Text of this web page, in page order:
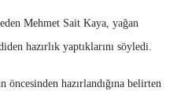
Mehmet Sait Kaya, yağan
hazırlık yaptıklarını söyledi.
öncesinden hazırlandığına belirten